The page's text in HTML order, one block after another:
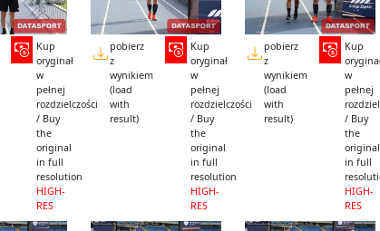
Kup
oryginał
w
pełnej
rozdzielczości
/ Buy
the
original
in full
resolution
HIGH-
RES
pobierz
z
wynikiem
(load
with
result)
Kup
oryginał
w
pełnej
rozdzielczości
/ Buy
the
original
in full
resolution
HIGH-
RES
pobierz
z
wynikiem
(load
with
result)
Kup
w
pełnej
/ Buy
the
original
in full
HIGH-
RES